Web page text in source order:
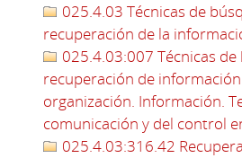
025.4.03 Técnicas de
recuperación de la
025.4.03:007 Técnicas
recuperación de
organización. Información.
comunicación y del control
025.4.03:316.42